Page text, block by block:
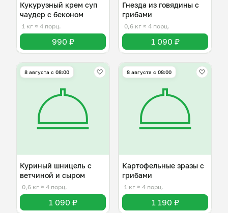
Кукурузный крем суп
чаудер с беконом
1 кг ≈ 4 порц.
990 ₽
Гнезда из говядины с
грибами
0,6 кг ≈ 4 порц.
1 090 ₽
8 августа с 08:00
Куриный шницель с
ветчиной и сыром
0,6 кг ≈ 4 порц.
1 090 ₽
8 августа с 08:00
Картофельные зразы с
грибами
1 кг ≈ 4 порц.
1 190 ₽